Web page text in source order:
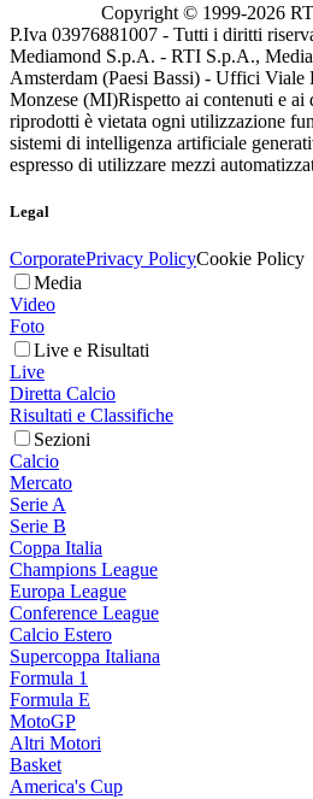
Copyright © 1999-2026
P.Iva 03976881007 - Tutti i diritti
Mediamond S.p.A. - RTI S.p.A.,
Amsterdam (Paesi Bassi) - Uffici
Monzese (MI)Rispetto ai contenuti e ai
riprodotti è vietata ogni utilizzazione
sistemi di intelligenza artificiale
espresso di utilizzare mezzi
Legal
CorporatePrivacy PolicyCookie Policy
Media
Video
Foto
Live e Risultati
Live
Diretta Calcio
Risultati e Classifiche
Sezioni
Calcio
Mercato
Serie A
Serie B
Coppa Italia
Champions League
Europa League
Conference League
Calcio Estero
Supercoppa Italiana
Formula 1
Formula E
MotoGP
Altri Motori
Basket
America's Cup